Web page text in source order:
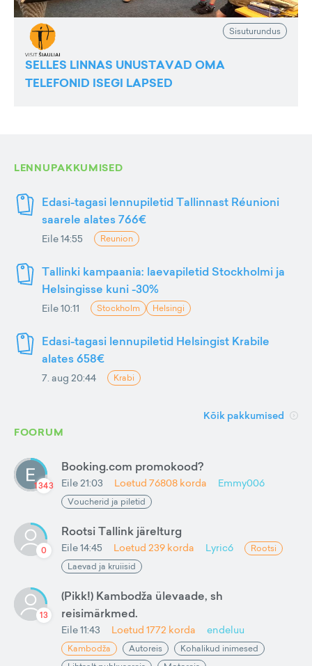
Sisuturundus
SELLES LINNAS UNUSTAVAD OMA
TELEFONID ISEGI LAPSED
LENNUPAKKUMISED
Edasi-tagasi lennupiletid Tallinnast Réunioni
saarele alates 766€
Eile 14:55 Reunion
Tallinki kampaania: laevapiletid Stockholmi ja
Helsingisse kuni -30%
Eile 10:11 Stockholm Helsingi
Edasi-tagasi lennupiletid Helsingist Krabile
alates 658€
7. aug 20:44 Krabi
Kõik pakkumised
FOORUM
1343
Booking.com promokood?
Eile 21:03 Loetud 76808 korda Emmy006
Voucherid ja piletid
0
Rootsi Tallink järelturg
Eile 14:45 Loetud 239 korda Lyric6
Rootsi
Laevad ja kruiisid
13
(Pikk!) Kambodža ülevaade, sh
reisimärkmed.
Eile 11:43 Loetud 1772 korda endeluu
Kambodža Autoreis
Kohalikud inimesed